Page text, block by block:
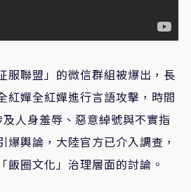
服聯盟」的微信群組被爆出，長
紅嬋全紅嬋進行言語攻擊，時間
人身羞辱、惡意綽號與不實指
爆輿論，大陸官方已介入調查，
飯圈文化」治理層面的討論。